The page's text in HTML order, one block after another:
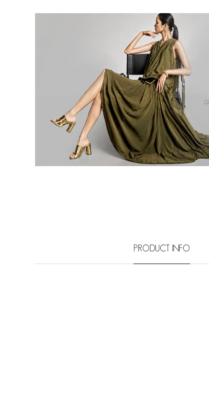
PRODUCT INFO